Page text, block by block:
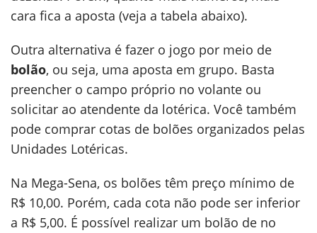
cara fica a aposta (veja a tabela abaixo).
Outra alternativa é fazer o jogo por meio de
bolão, ou seja, uma aposta em grupo. Basta
preencher o campo próprio no volante ou
solicitar ao atendente da lotérica. Você também
pode comprar cotas de bolões organizados pelas
Unidades Lotéricas.
Na Mega-Sena, os bolões têm preço mínimo de
R$ 10,00. Porém, cada cota não pode ser inferior
a R$ 5,00. É possível realizar um bolão de no